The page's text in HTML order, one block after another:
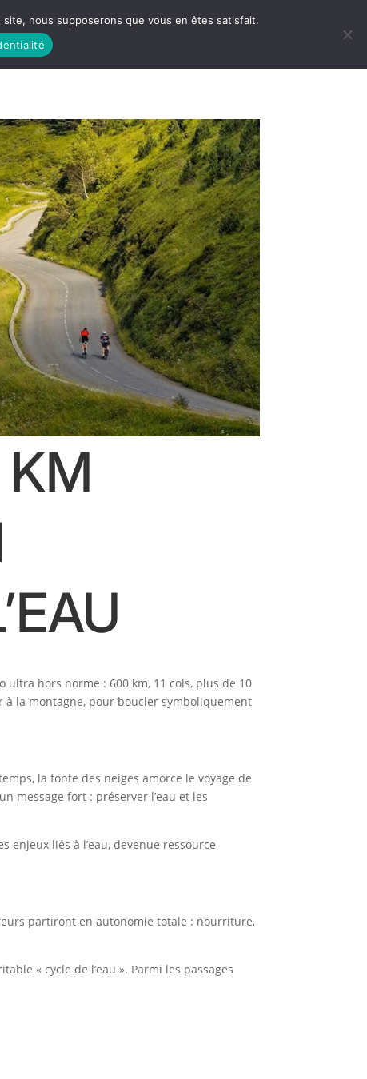
LIFE
ultra hors norme : 600 km, 11 cols, plus de 10
à la montagne, pour boucler symboliquement
la fonte des neiges amorce le voyage de
message fort : préserver l’eau et les
enjeux liés à l’eau, devenue ressource
partiront en autonomie totale : nourriture,
« cycle de l’eau ». Parmi les passages
nous supposerons que vous en êtes satisfait.